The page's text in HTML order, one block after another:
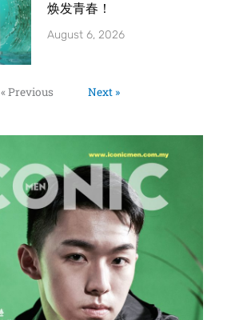
焕发青春！
August 6, 2026
« Previous Next »